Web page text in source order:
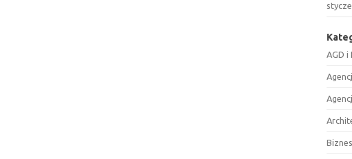
AGD i
Biznes